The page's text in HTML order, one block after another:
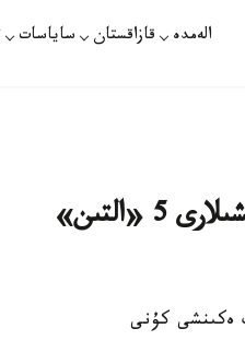
الەمدە قازاقستان ساياسات
قازاق كۇرەسىنەن ءا چ: جارىستىڭ ەكىنشى كۇنى ەل سپورتشىلارى 5 «التىن»
ەكىنشى كۇنى